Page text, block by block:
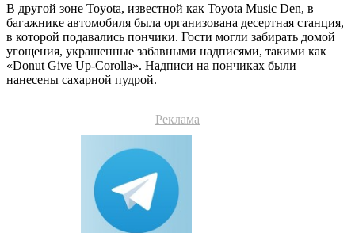
В другой зоне Toyota, известной как Toyota Music Den, в
багажнике автомобиля была организована десертная станция,
в которой подавались пончики. Гости могли забирать домой
угощения, украшенные забавными надписями, такими как
«Donut Give Up-Corolla». Надписи на пончиках были
нанесены сахарной пудрой.
Реклама